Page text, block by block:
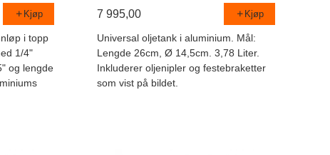
Kjøp
i topp
1/4"
og lengde
7 995,00 Kjøp
Universal oljetank i aluminium. Mål:
Lengde 26cm, Ø 14,5cm. 3,78 Liter.
Inkluderer oljenipler og festebraketter
som vist på bildet.